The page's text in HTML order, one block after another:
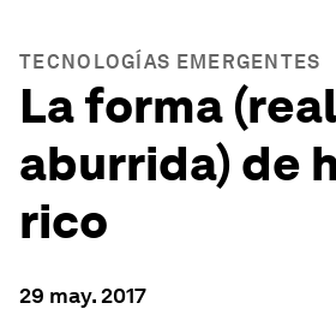
TECNOLOGÍAS EMERGENTES
La forma
aburrida) de
rico
29 may. 2017